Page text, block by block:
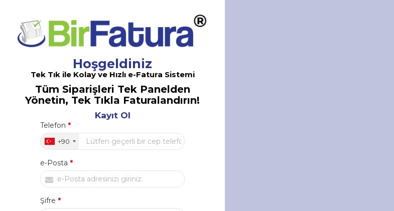
Hoşgeldiniz
Tek Tık ile Kolay ve Hızlı e-Fatura Sistemi
Tüm Siparişleri Tek Panelden
Yönetin, Tek Tıkla Faturalandırın!
Kayıt Ol
Telefon *
+90
e-Posta *
Şifre *